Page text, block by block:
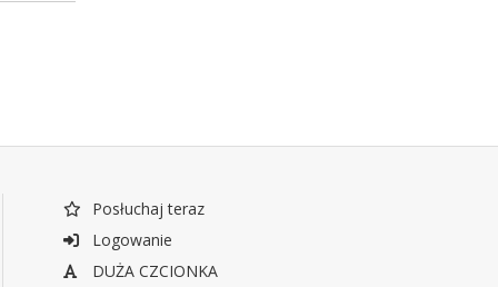
Posłuchaj teraz
Logowanie
DUŻA CZCIONKA